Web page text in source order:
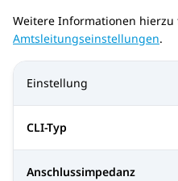
Weitere Informationen hierzu
Amtsleitungseinstellungen.
Einstellung
CLI-Typ
Anschlussimpedanz